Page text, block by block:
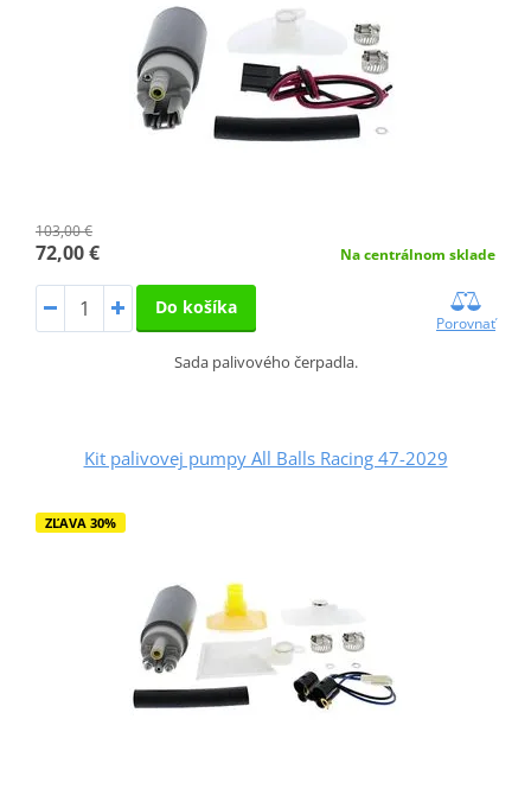
103,00 €
72,00 € Na centrálnom sklade
Do košíka
Porovnať
Sada palivového čerpadla.
Kit palivovej pumpy All Balls Racing 47-2029
ZĽAVA 30%